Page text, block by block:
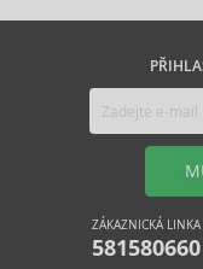
ZÁKAZNICKÁ LINKA
581580660